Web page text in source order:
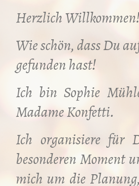
Herzlich
Wie schön, dass Du
gefunden hast!
Ich bin Sophie
Madame Konfetti.
Ich organisiere für
besonderen Moment
mich um die